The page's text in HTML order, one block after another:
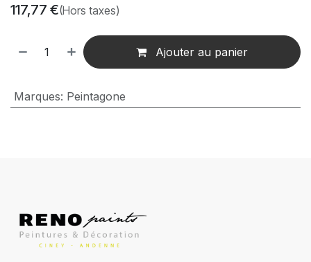
117,77 €(Hors taxes)
Ajouter au panier
Marques: Peintagone